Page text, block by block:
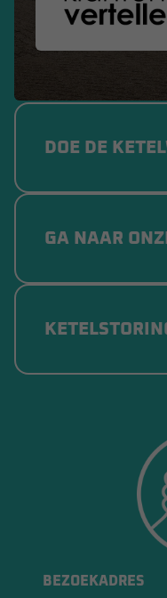
DOE DE
GA NAAR
BEZOEKADRES